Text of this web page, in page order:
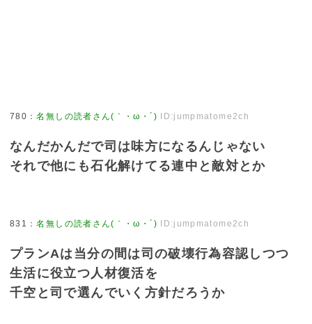
780 ：名無しの読者さん(｀・ω・´) ID:jumpmatome2ch
なんだかんだで司は味方になるんじゃない
それで他にも石化解けてる連中と敵対とか
831 ：名無しの読者さん(｀・ω・´) ID:jumpmatome2ch
プランAは当分の間は司の破壊行為容認しつつ
生活に役立つ人材復活を
千空と司で選んでいく方針だろうか